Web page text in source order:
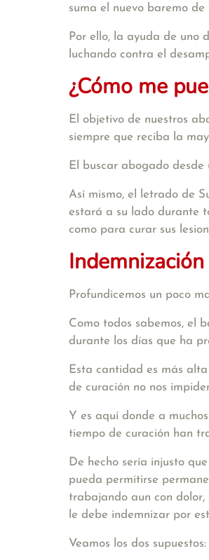
suma el nuevo baremo
Por ello, la ayuda de uno
luchando contra el
¿Cómo me
El objetivo de nuestros
siempre que reciba la
El buscar abogado desde
Así mismo, el letrado de
estará a su lado durante
como para curar sus
Profundicemos un poco
Como todos sabemos, el
durante los días que ha
Esta cantidad es más
de curación no nos
Y es aquí donde a
tiempo de curación han
De hecho sería injusto
pueda permitirse
trabajando aun con
le debe indemnizar por
Veamos los dos supuestos: